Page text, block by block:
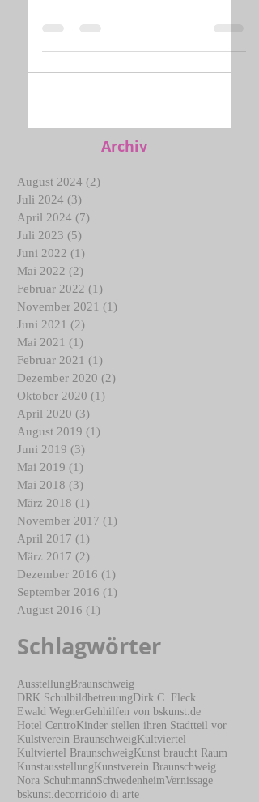
Archiv
August 2024 (2)
Juli 2024 (3)
April 2024 (7)
Juli 2023 (5)
Juni 2022 (1)
Mai 2022 (2)
Februar 2022 (1)
November 2021 (1)
Juni 2021 (2)
Mai 2021 (1)
Februar 2021 (1)
Dezember 2020 (2)
Oktober 2020 (1)
April 2020 (3)
August 2019 (1)
Juni 2019 (3)
Mai 2019 (1)
Mai 2018 (3)
März 2018 (1)
November 2017 (1)
April 2017 (1)
März 2017 (2)
Dezember 2016 (1)
September 2016 (1)
August 2016 (1)
Schlagwörter
Ausstellung Braunschweig
DRK Schulbildbetreuung Dirk C. Fleck
Ewald WegnerGehhilfen von bskunst.de
Hotel Centro Kinder stellen ihren Stadtteil vor
Kulstverein Braunschweig Kultviertel
Kultviertel Braunschweig Kunst braucht Raum
Kunstausstellung Kunstverein Braunschweig
Nora SchuhmannSchwedenheimVernissage
bskunst.decorridoio di arte